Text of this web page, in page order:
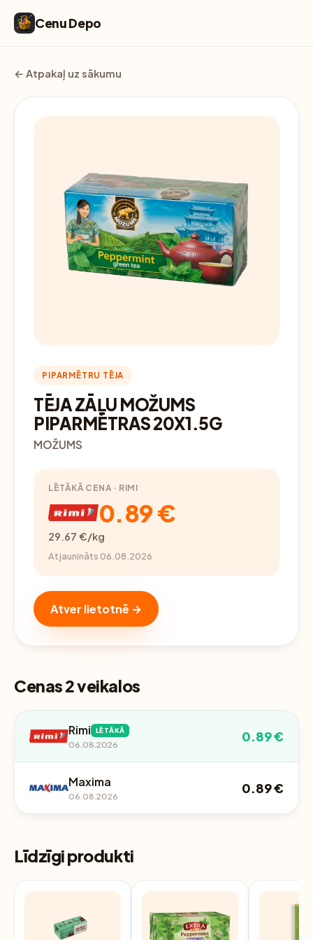
Cenu Depo
← Atpakaļ uz sākumu
PIPARMĒTRU TĒJA
TĒJA ZĀĻU MOŽUMS
PIPARMĒTRAS 20X1.5G
MOŽUMS
LĒTĀKĀ CENA · RIMI
0.89 €
29.67 €/kg
Atjaunināts 06.08.2026
Atver lietotnē →
Cenas 2 veikalos
Rimi LĒTĀKĀ
06.08.2026
0.89 €
Maxima
06.08.2026
0.89 €
Līdzīgi produkti